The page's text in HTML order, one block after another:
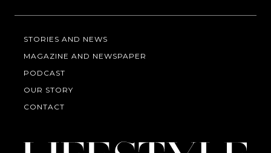
STORIES AND NEWS
MAGAZINE AND NEWSPAPER
PODCAST
OUR STORY
CONTACT